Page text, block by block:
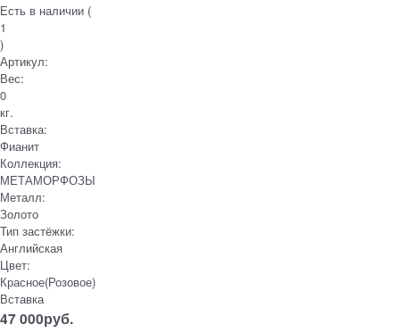
Есть в наличии (
1
)
Артикул:
Вес:
0
кг.
Вставка:
Фианит
Коллекция:
МЕТАМОРФОЗЫ
Металл:
Золото
Тип застёжки:
Английская
Цвет:
Красное(Розовое)
Вставка
47 000руб.